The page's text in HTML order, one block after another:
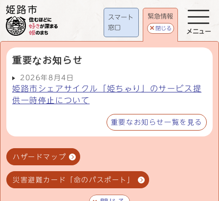
スマート
窓口
緊急情報
閉じる
重要なお知らせ
2026年8月4日
姫路市シェアサイクル「姫ちゃり」のサービス提
供一時停止について
重要なお知らせ一覧を見る
ハザードマップ
災害避難カード「命のパスポート」
メニュー